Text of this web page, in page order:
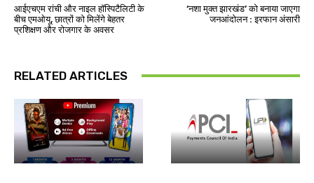
आईएचएम रांची और नाइल हॉस्पिटैलिटी के
बीच एमओयू, छात्रों को मिलेंगे बेहतर
प्रशिक्षण और रोजगार के अवसर
‘नशा मुक्त झारखंड’ को बनाया जाएगा
जनआंदोलन : इरफान अंसारी
RELATED ARTICLES